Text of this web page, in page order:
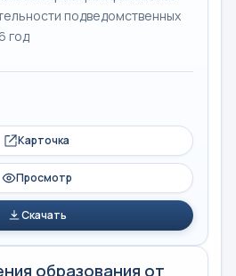
подведомственных
год
Карточка
Просмотр
Скачать
образования от